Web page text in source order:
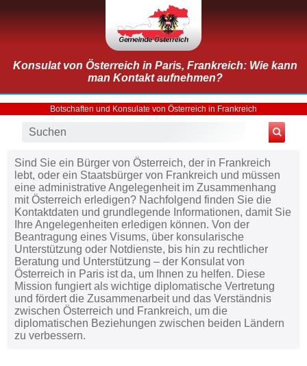
Konsulat von Österreich in Paris, Frankreich: Wie kann
man Kontakt aufnehmen?
Botschaften und Konsulate von Österreich in Frankreich
Sind Sie ein Bürger von Österreich, der in Frankreich
lebt, oder ein Staatsbürger von Frankreich und müssen
eine administrative Angelegenheit im Zusammenhang
mit Österreich erledigen? Nachfolgend finden Sie die
Kontaktdaten und grundlegende Informationen, damit Sie
Ihre Angelegenheiten erledigen können. Von der
Beantragung eines Visums, über konsularische
Unterstützung oder Notdienste, bis hin zu rechtlicher
Beratung und Unterstützung – der Konsulat von
Österreich in Paris ist da, um Ihnen zu helfen. Diese
Mission fungiert als wichtige diplomatische Vertretung
und fördert die Zusammenarbeit und das Verständnis
zwischen Österreich und Frankreich, um die
diplomatischen Beziehungen zwischen beiden Ländern
zu verbessern.